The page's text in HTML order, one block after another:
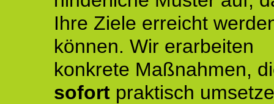
Ihre Ziele erreicht
können. Wir erarbeiten
konkrete Maßnahmen,
sofort praktisch